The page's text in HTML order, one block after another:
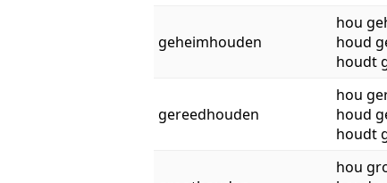
geheimhouden
hou
houd
houdt
gereedhouden
hou
houd
houdt
hou